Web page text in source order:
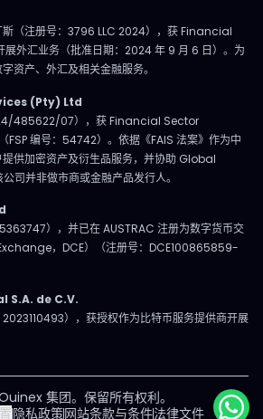
斯（注册号：3796 LLC 2024），获 Financial
外汇业务（批准日期：2024 年 9 月 6 日）。为
资产、外汇及相关金融服务。
(Pty) Ltd
485622/07），获 Financial Sector
编号：54742）。依据《FAIS 法案》作为中
供加密资产及衍生品服务，并协助 Global
司并非做市商或金融产品发行人。
），并已在 AUSTRAC 注册为数字货币交
，DCE）（注册号：DCE100865859-
de C.V.
），获授权作为比特币服务提供商开展
集团。保留所有权利。
隐私政策网站条款与条件法律文件